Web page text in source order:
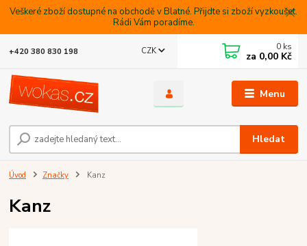
Veškeré zboží dostupné na obchodě v Blatné. Přijdte si zboží vyzkoušet.
Rádi Vám poradíme.
Menu
CZK
Hledat
+420 380 830 198 0 ks
za 0,00 Kč
Úvod Značky Kanz
Kanz